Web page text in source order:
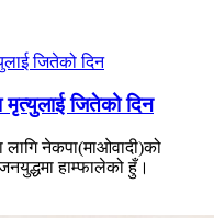
जितेको दिन
लागि नेकपा(माओवादी)को
हाम्फालेको हुँ।